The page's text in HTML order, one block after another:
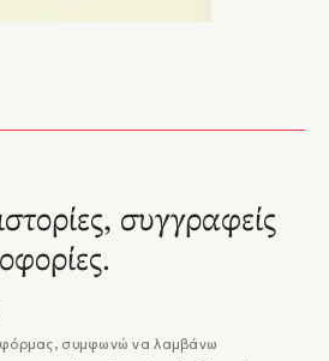
συγγραφείς
φόρμας, συμφωνώ να λαμβάνω